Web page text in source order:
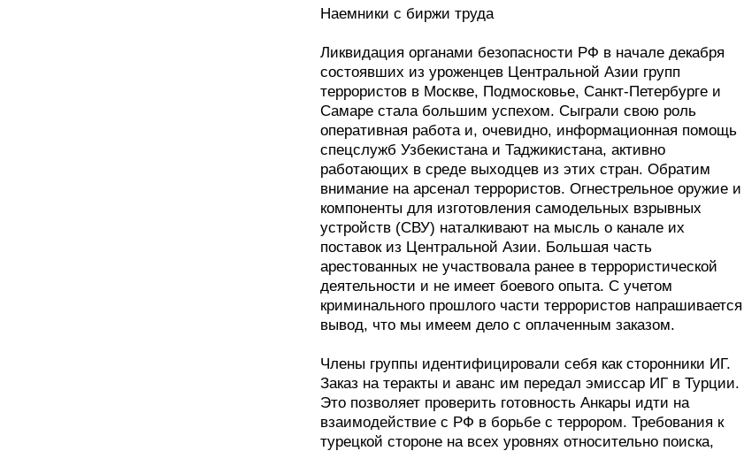
Наемники с биржи труда
Ликвидация органами безопасности РФ в начале декабря
состоявших из уроженцев Центральной Азии групп
террористов в Москве, Подмосковье, Санкт-Петербурге и
Самаре стала большим успехом. Сыграли свою роль
оперативная работа и, очевидно, информационная помощь
спецслужб Узбекистана и Таджикистана, активно
работающих в среде выходцев из этих стран. Обратим
внимание на арсенал террористов. Огнестрельное оружие и
компоненты для изготовления самодельных взрывных
устройств (СВУ) наталкивают на мысль о канале их
поставок из Центральной Азии. Большая часть
арестованных не участвовала ранее в террористической
деятельности и не имеет боевого опыта. С учетом
криминального прошлого части террористов напрашивается
вывод, что мы имеем дело с оплаченным заказом.
Члены группы идентифицировали себя как сторонники ИГ.
Заказ на теракты и аванс им передал эмиссар ИГ в Турции.
Это позволяет проверить готовность Анкары идти на
взаимодействие с РФ в борьбе с террором. Требования к
турецкой стороне на всех уровнях относительно поиска,